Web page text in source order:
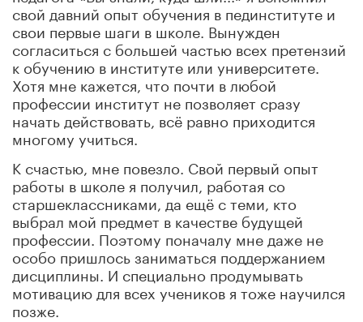
свой давний опыт обучения в пединституте и
свои первые шаги в школе. Вынужден
согласиться с большей частью всех претензий
к обучению в институте или университете.
Хотя мне кажется, что почти в любой
профессии институт не позволяет сразу
начать действовать, всё равно приходится
многому учиться.
К счастью, мне повезло. Свой первый опыт
работы в школе я получил, работая со
старшеклассниками, да ещё с теми, кто
выбрал мой предмет в качестве будущей
профессии. Поэтому поначалу мне даже не
особо пришлось заниматься поддержанием
дисциплины. И специально продумывать
мотивацию для всех учеников я тоже научился
позже.